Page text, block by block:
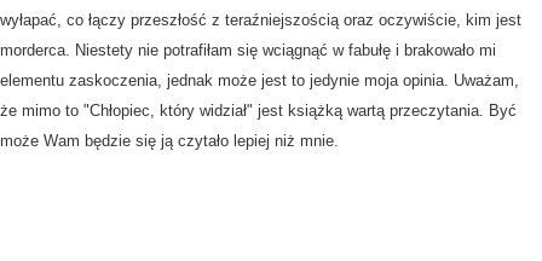
wyłapać, co łączy przeszłość z teraźniejszością oraz oczywiście, kim jest
morderca. Niestety nie potrafiłam się wciągnąć w fabułę i brakowało mi
elementu zaskoczenia, jednak może jest to jedynie moja opinia. Uważam,
że mimo to "Chłopiec, który widział" jest książką wartą przeczytania. Być
może Wam będzie się ją czytało lepiej niż mnie.